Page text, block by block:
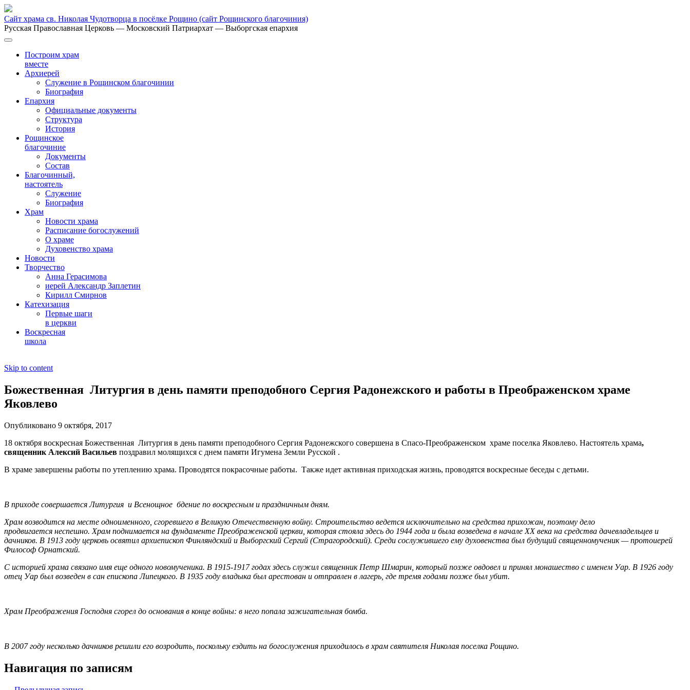
Сайт храма св. Николая Чудотворца в посёлке Рощино (сайт Рощинского благочиния)
Русская Православная Церковь — Московский Патриархат — Выборгская епархия
Построим храм
вместе
Архиерей
Служение в Рощинском благочинии
Биография
Епархия
Официальные документы
Структура
История
Рощинское
благочиние
Документы
Состав
Благочинный,
настоятель
Служение
Биография
Храм
Новости храма
Расписание богослужений
О храме
Духовенство храма
Новости
Творчество
Анна Герасимова
иерей Александр Заплетин
Кирилл Смирнов
Катехизация
Первые шаги
в церкви
Воскресная
школа
Skip to content
Божественная Литургия в день памяти преподобного Сергия Радонежского и работы в Преображенском храме
Яковлево
Опубликовано 9 октября, 2017
18 октября воскресная Божественная Литургия в день памяти преподобного Сергия Радонежского совершена в Спасо-Преображенском храме поселка Яковлево. Настоятель храма,
священник Алексий Васильев поздравил молящихся с днем памяти Игумена Земли Русской .
В храме завершены работы по утеплению храма. Проводятся покрасочные работы. Также идет активная приходская жизнь, проводятся воскресные беседы с детьми.
В приходе совершается Литургия и Всенощное бдение по воскресным и праздничным дням.
Храм возводится на месте одноименного, сгоревшего в Великую Отечественную войну. Строительство ведется исключительно на средства прихожан, поэтому дело
продвигается неспешно. Храм поднимается на фундаменте Преображенской церкви, которая стояла здесь до 1944 года и была возведена в начале XX века на средства дачевладельцев и
дачников. В 1913 году церковь освятил архиепископ Финляндский и Выборгский Сергий (Страгородский). Среди сослужившего ему духовенства был будущий священномученик — протоиерей
Философ Орнатский.
С историей храма связано имя еще одного новомученика. В 1915-1917 годах здесь служил священник Петр Шмарин, который позже овдовел и принял монашество с именем Уар. В 1926 году
отец Уар был возведен в сан епископа Липецкого. В 1935 году владыка был арестован и отправлен в лагерь, где тремя годами позже был убит.
Храм Преображения Господня сгорел до основания в конце войны: в него попала зажигательная бомба.
В 2007 году несколько дачников решили его возродить, поскольку ездить на богослужения приходилось в храм святителя Николая поселка Рощино.
Навигация по записям